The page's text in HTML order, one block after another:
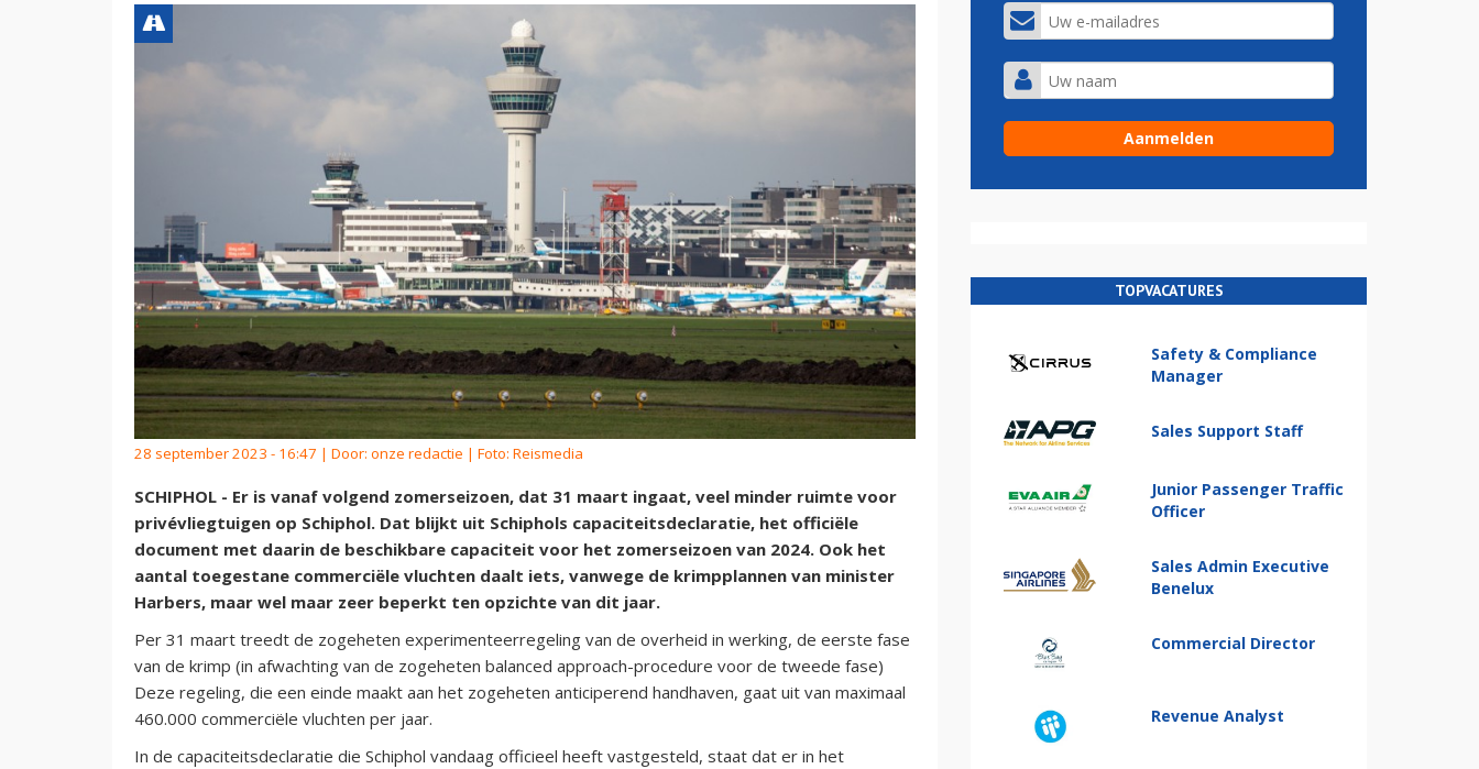
28 september 2023 - 16:47 | Door: onze redactie | Foto: Reismedia
SCHIPHOL - Er is vanaf volgend zomerseizoen, dat 31 maart ingaat, veel minder ruimte voor
privévliegtuigen op Schiphol. Dat blijkt uit Schiphols capaciteitsdeclaratie, het officiële
document met daarin de beschikbare capaciteit voor het zomerseizoen van 2024. Ook het
aantal toegestane commerciële vluchten daalt iets, vanwege de krimpplannen van minister
Harbers, maar wel maar zeer beperkt ten opzichte van dit jaar.
Per 31 maart treedt de zogeheten experimenteerregeling van de overheid in werking, de eerste fase
van de krimp (in afwachting van de zogeheten balanced approach-procedure voor de tweede fase)
Deze regeling, die een einde maakt aan het zogeheten anticiperend handhaven, gaat uit van maximaal
460.000 commerciële vluchten per jaar.
In de capaciteitsdeclaratie die Schiphol vandaag officieel heeft vastgesteld, staat dat er in het
TOPVACATURES
Safety & Compliance
Manager
Sales Support Staff
Junior Passenger Traffic
Officer
Sales Admin Executive
Benelux
Commercial Director
Revenue Analyst